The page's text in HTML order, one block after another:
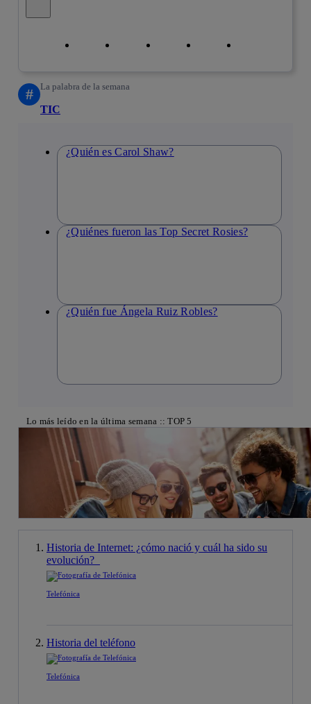
# La palabra de la semana
TIC
¿Quién es Carol Shaw?
¿Quiénes fueron las Top Secret Rosies?
¿Quién fue Ángela Ruiz Robles?
Lo más leído en la última semana :: TOP 5
Historia de Internet: ¿cómo nació y cuál ha sido su
evolución?
Telefónica
Historia del teléfono
Telefónica